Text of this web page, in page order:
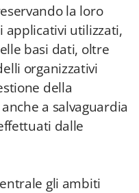
la loro
utilizzati,
basi dati, oltre
organizzativi
della
a salvaguardia
dalle
gli ambiti